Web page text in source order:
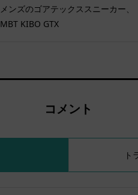
メンズのゴアテックススニーカー、
MBT KIBO GTX
コメント
ト